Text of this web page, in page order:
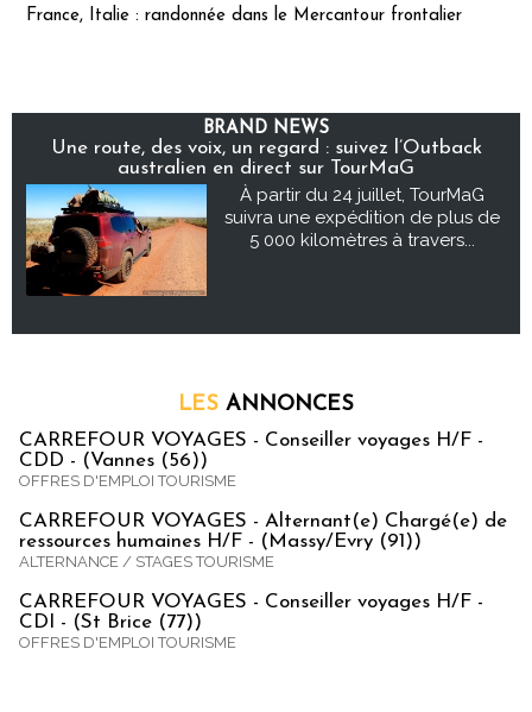
France, Italie : randonnée dans le Mercantour frontalier
BRAND NEWS
Une route, des voix, un regard : suivez l’Outback
australien en direct sur TourMaG
À partir du 24 juillet, TourMaG
suivra une expédition de plus de
5 000 kilomètres à travers...
LES ANNONCES
CARREFOUR VOYAGES - Conseiller voyages H/F -
CDD - (Vannes (56))
OFFRES D'EMPLOI TOURISME
CARREFOUR VOYAGES - Alternant(e) Chargé(e) de
ressources humaines H/F - (Massy/Evry (91))
ALTERNANCE / STAGES TOURISME
CARREFOUR VOYAGES - Conseiller voyages H/F -
CDI - (St Brice (77))
OFFRES D'EMPLOI TOURISME